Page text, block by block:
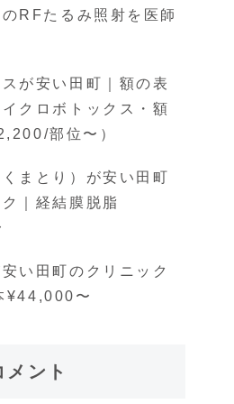
RFたるみ照射を医師
が安い田町｜額の表
クロボトックス・額
部位〜）
まとり）が安い田町
｜経結膜脱脂
い田町のクリニック
¥44,000〜
ント